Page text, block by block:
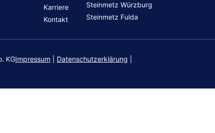
Karriere
Kontakt
Steinmetz Würzburg
Steinmetz Fulda
KGImpressum Datenschutzerklärung